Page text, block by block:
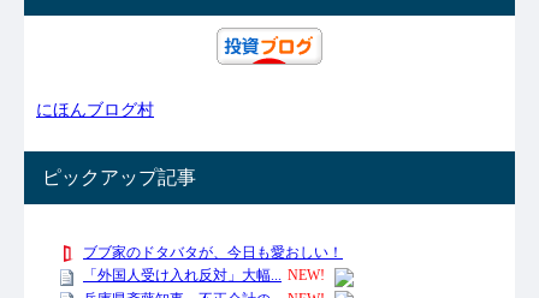
にほんブログ村
ピックアップ記事